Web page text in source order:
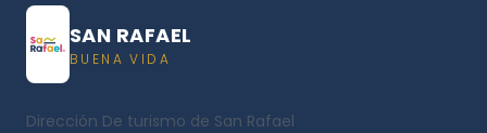
SAN RAFAEL
BUENA VIDA
Dirección De turismo de San Rafael